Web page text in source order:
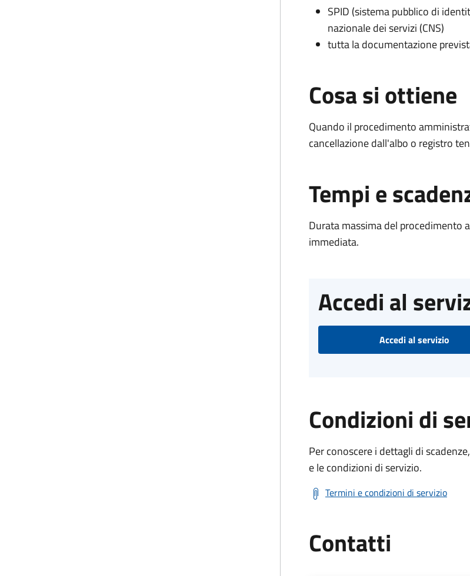
SPID (sistema pubblico di
nazionale dei servizi (CNS)
tutta la documentazione
Cosa si ottiene
Quando il procedimento
cancellazione dall'albo o registro
Tempi e
Durata massima del procedimento
immediata.
Accedi al
Accedi al servizio
Condizioni di
Per conoscere i dettagli di
e le condizioni di servizio.
Termini e condizioni di servizio
Contatti